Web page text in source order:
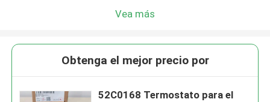
Vea más
Obtenga el mejor precio por
52C0168 Termostato para el